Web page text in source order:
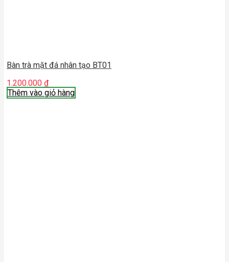
Bàn trà mặt đá nhân tạo BT01
1.200.000 ₫
Thêm vào giỏ hàng